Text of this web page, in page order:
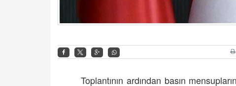
Toplantının ardından basın